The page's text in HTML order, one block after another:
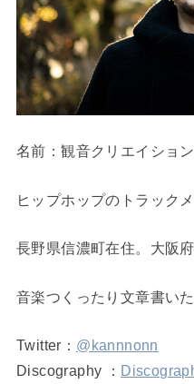
名前：観音クリエイション
ヒップホップのトラック
長野県信濃町在住。大阪府
音楽つくったり文章書い
Twitter： @kannnonn
Discography ：